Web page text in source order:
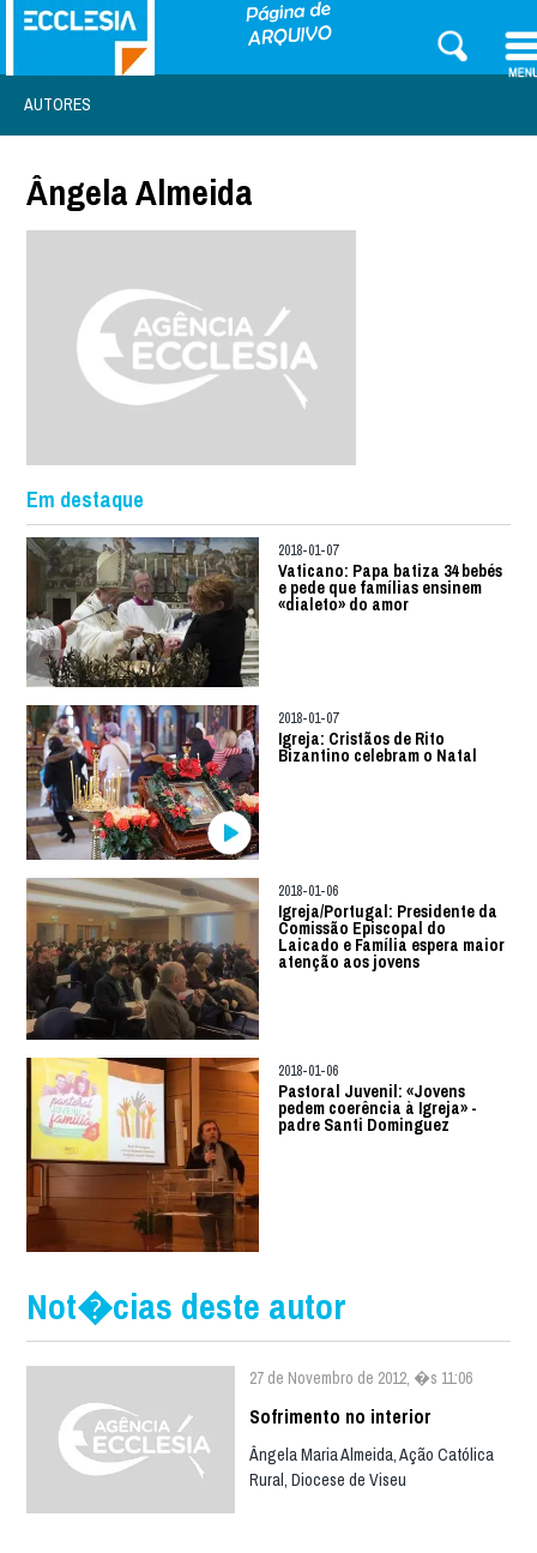
AUTORES
Ângela Almeida
Em destaque
2018-01-07
Vaticano: Papa batiza 34 bebés
e pede que famílias ensinem
«dialeto» do amor
2018-01-07
Igreja: Cristãos de Rito
Bizantino celebram o Natal
2018-01-06
Igreja/Portugal: Presidente da
Comissão Episcopal do
Laicado e Família espera maior
atenção aos jovens
2018-01-06
Pastoral Juvenil: «Jovens
pedem coerência à Igreja» -
padre Santi Dominguez
Not�cias deste autor
27 de Novembro de 2012, �s 11:06
Sofrimento no interior
Ângela Maria Almeida, Ação Católica
Rural, Diocese de Viseu